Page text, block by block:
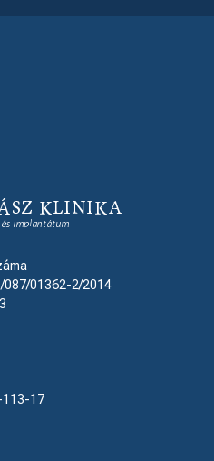
087/01362-2/2014
113-17